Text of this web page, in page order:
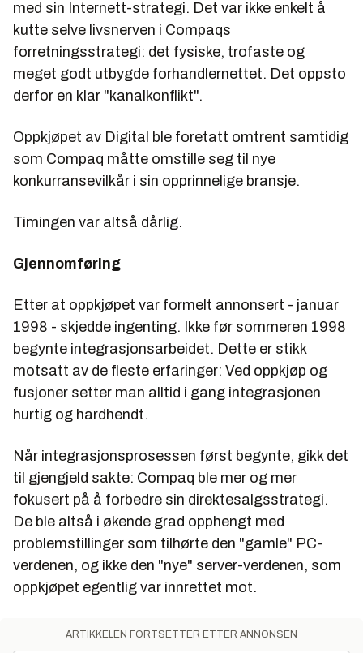
med sin Internett-strategi. Det var ikke enkelt å
kutte selve livsnerven i Compaqs
forretningsstrategi: det fysiske, trofaste og
meget godt utbygde forhandlernettet. Det oppsto
derfor en klar "kanalkonflikt".
Oppkjøpet av Digital ble foretatt omtrent samtidig
som Compaq måtte omstille seg til nye
konkurransevilkår i sin opprinnelige bransje.
Timingen var altså dårlig.
Gjennomføring
Etter at oppkjøpet var formelt annonsert - januar
1998 - skjedde ingenting. Ikke før sommeren 1998
begynte integrasjonsarbeidet. Dette er stikk
motsatt av de fleste erfaringer: Ved oppkjøp og
fusjoner setter man alltid i gang integrasjonen
hurtig og hardhendt.
Når integrasjonsprosessen først begynte, gikk det
til gjengjeld sakte: Compaq ble mer og mer
fokusert på å forbedre sin direktesalgsstrategi.
De ble altså i økende grad opphengt med
problemstillinger som tilhørte den "gamle" PC-
verdenen, og ikke den "nye" server-verdenen, som
oppkjøpet egentlig var innrettet mot.
ARTIKKELEN FORTSETTER ETTER ANNONSEN